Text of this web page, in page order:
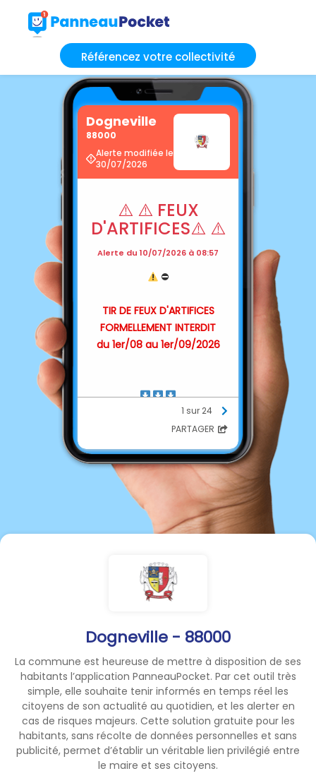
Référencez votre collectivité
Dogneville - 88000
La commune est heureuse de mettre à disposition de ses
habitants l’application PanneauPocket. Par cet outil très
simple, elle souhaite tenir informés en temps réel les
citoyens de son actualité au quotidien, et les alerter en
cas de risques majeurs. Cette solution gratuite pour les
habitants, sans récolte de données personnelles et sans
publicité, permet d’établir un véritable lien privilégié entre
le maire et ses citoyens.
Dogneville
88000
Alerte modifiée le
30/07/2026
⚠️ ⚠️ FEUX
D'ARTIFICES⚠️ ⚠️
Alerte du 10/07/2026 à 08:57
⚠️ ⛔️
TIR DE FEUX D'ARTIFICES
FORMELLEMENT INTERDIT
du 1er/08 au 1er/09/2026
⬇️ ⬇️ ⬇️
1 sur 24
PARTAGER